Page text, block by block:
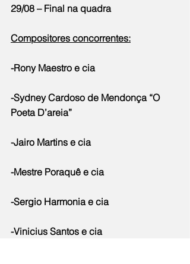
29/08 – Final na quadra
Compositores concorrentes:
-Rony Maestro e cia
-Sydney Cardoso de Mendonça “O
Poeta D’areia”
-Jairo Martins e cia
-Mestre Poraquê e cia
-Sergio Harmonia e cia
-Vinicius Santos e cia